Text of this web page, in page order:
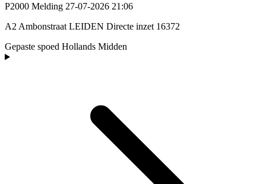
P2000 Melding 27-07-2026 21:06
A2 Ambonstraat LEIDEN Directe inzet 16372
Gepaste spoed Hollands Midden